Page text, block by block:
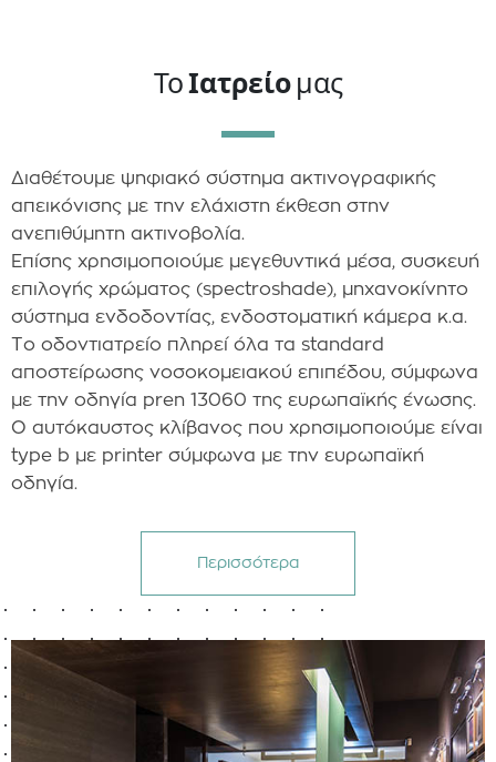
ΤοΙατρείομας
Διαθέτουμε ψηφιακό σύστημα ακτινογραφικής
απεικόνισης με την ελάχιστη έκθεση στην
ανεπιθύμητη ακτινοβολία.
Επίσης χρησιμοποιούμε μεγεθυντικά μέσα, συσκευή
επιλογής χρώματος (spectroshade), μηχανοκίνητο
σύστημα ενδοδοντίας, ενδοστοματική κάμερα κ.α.
Το οδοντιατρείο πληρεί όλα τα standard
αποστείρωσης νοσοκομειακού επιπέδου, σύμφωνα
με την οδηγία pren 13060 της ευρωπαϊκής ένωσης.
Ο αυτόκαυστος κλίβανος που χρησιμοποιούμε είναι
type b με printer σύμφωνα με την ευρωπαϊκή
οδηγία.
Περισσότερα